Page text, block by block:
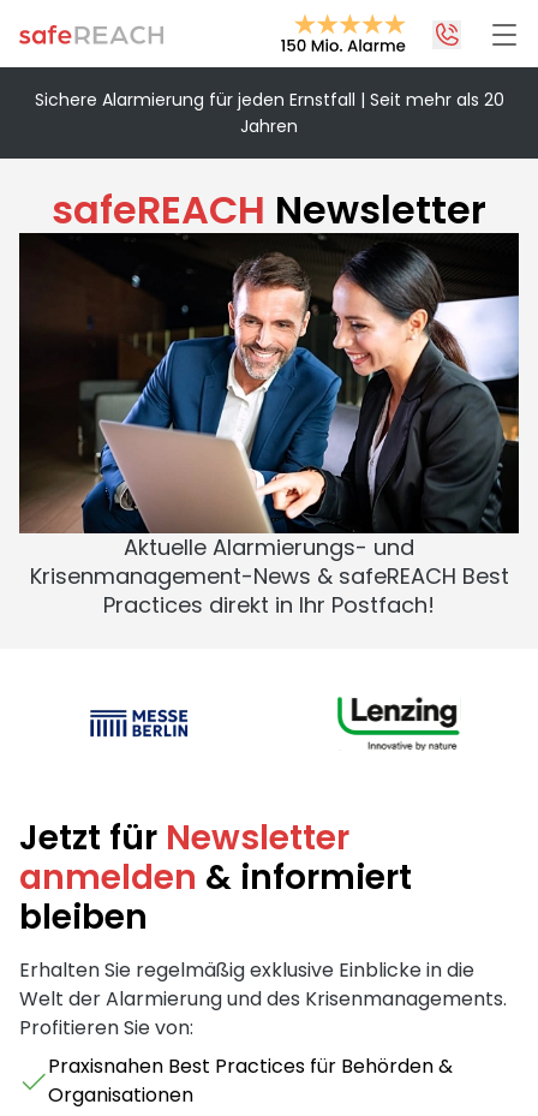
Zum Kontaktformular
Montag bis Donnerstag:
09:00 - 12:30 Uhr & 13:30 - 17:00 Uhr
Freitag:
09:00 - 12:30 Uhr
Sichere Alarmierung für jeden Ernstfall | Seit mehr als 20
Jahren
safeREACH Newsletter
Aktuelle Alarmierungs- und
Krisenmanagement-News & safeREACH Best
Practices direkt in Ihr Postfach!
Jetzt für Newsletter
anmelden & informiert
bleiben
Erhalten Sie regelmäßig exklusive Einblicke in die
Welt der Alarmierung und des Krisenmanagements.
Profitieren Sie von:
Praxisnahen Best Practices für Behörden &
Organisationen